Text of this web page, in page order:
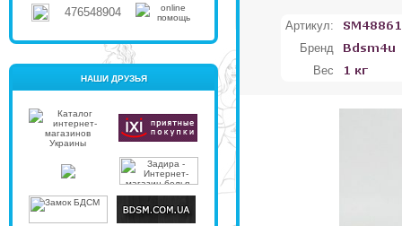
476548904
НАШИ ДРУЗЬЯ
Артикул:
Бренд
Вес